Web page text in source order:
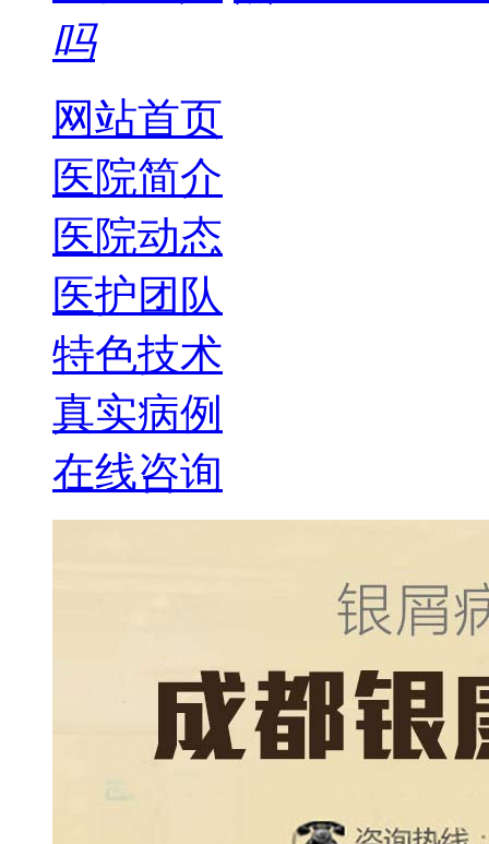
吗
网站首页
医院简介
医院动态
医护团队
特色技术
真实病例
在线咨询